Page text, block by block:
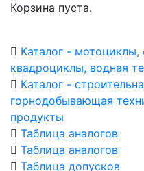
Корзина пуста.
Каталог - мотоциклы,
квадроциклы, водная
Каталог -
горнодобывающая
продукты
Таблица аналогов
Таблица аналогов
Таблица допусков